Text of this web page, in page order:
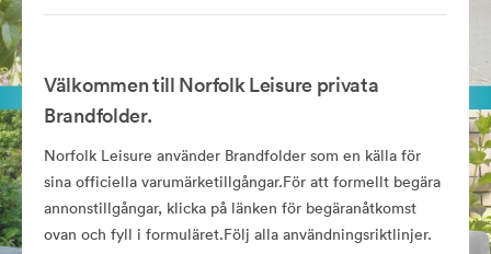
Välkommen till Norfolk Leisure privata
Brandfolder.
Norfolk Leisure använder Brandfolder som en källa för
sina officiella varumärketillgångar.För att formellt begära
annonstillgångar, klicka på länken för begäranåtkomst
ovan och fyll i formuläret.Följ alla användningsriktlinjer.